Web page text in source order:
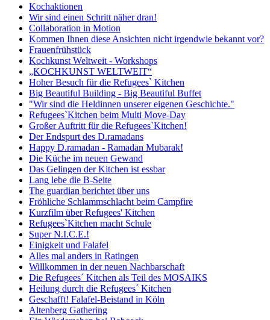
Kochaktionen
Wir sind einen Schritt näher dran!
Collaboration in Motion
Kommen Ihnen diese Ansichten nicht irgendwie bekannt vor?
Frauenfrühstück
Kochkunst Weltweit - Workshops
„KOCHKUNST WELTWEIT“
Hoher Besuch für die Refugees` Kitchen
Big Beautiful Building - Big Beautiful Buffet
"Wir sind die Heldinnen unserer eigenen Geschichte."
Refugees`Kitchen beim Multi Move-Day
Großer Auftritt für die Refugees`Kitchen!
Der Endspurt des D.ramadans
Happy D.ramadan - Ramadan Mubarak!
Die Küche im neuen Gewand
Das Gelingen der Kitchen ist essbar
Lang lebe die B-Seite
The guardian berichtet über uns
Fröhliche Schlammschlacht beim Campfire
Kurzfilm über Refugees' Kitchen
Refugees`Kitchen macht Schule
Super N.I.C.E.!
Einigkeit und Falafel
Alles mal anders in Ratingen
Willkommen in der neuen Nachbarschaft
Die Refugees´ Kitchen als Teil des MOSAIKS
Heilung durch die Refugees´ Kitchen
Geschafft! Falafel-Beistand in Köln
Altenberg Gathering